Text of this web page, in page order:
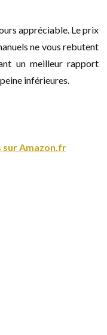
appréciable. Le prix
ne vous rebutent
un meilleur rapport
inférieures.
Amazon.fr